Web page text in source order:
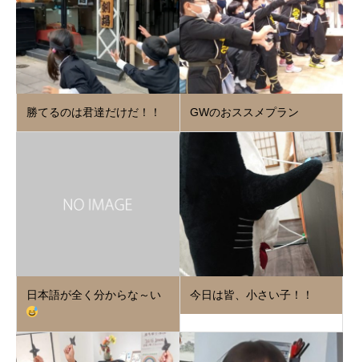
勝てるのは君達だけだ！！ GWのおススメプラン
日本語が全く分からな～い 今日は皆、小さい子！！